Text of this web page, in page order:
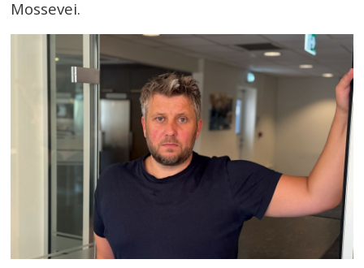
Mossevei.